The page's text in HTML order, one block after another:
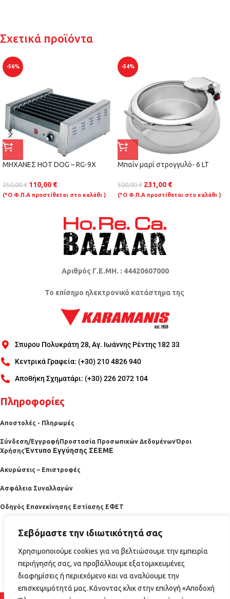
Σεβόμαστε την ιδιωτικότητά σας
Χρησιμοποιούμε cookies για να βελτιώσουμε την εμπειρία
περιήγησής σας, να προβάλλουμε εξατομικευμένες
διαφημίσεις ή περιεχόμενο και να αναλύουμε την
επισκεψιμότητά μας. Κάνοντας κλικ στην επιλογή «Αποδοχή
Σχετικά προϊόντα
-56%
ΜΗΧΑΝΕΣ HOT DOG – RG-9X
250,00€ 110,00 €
(*Ο Φ.Π.Α προστίθεται στο καλάθι )
-54%
Μπαίν μαρί στρογγυλό- 6 LT
500,00€ 231,00 €
(*Ο Φ.Π.Α προστίθεται στο καλάθι )
Αριθμός Γ.Ε.ΜΗ. : 44420607000
Το επίσημο ηλεκτρονικό κατάστημα της
Σπυρου Πολυκράτη 28, Αγ. Ιωάννης Ρέντης 182 33
Κεντρικά Γραφεία: (+30) 210 4826 940
Αποθήκη Σχηματάρι: (+30) 226 2072 104
Πληροφορίες
Αποστολές - Πληρωμές
Σύνδεση/Εγγραφή Προστασία Προσωπικών ΔεδομένωνΌροι
ΧρήσηςΈντυπο Εγγύησης ΣΕΕΜΕ
Ακυρώσεις – Επιστροφές
Ασφάλεια Συναλλαγών
Οδηγός Επανεκίνησης Εστίασης ΕΦΕΤ